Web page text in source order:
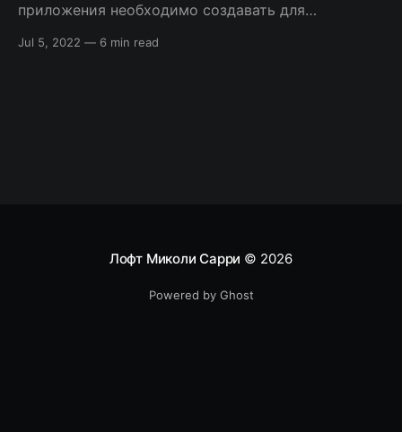
приложения необходимо создавать для
Интернета. Каждое приложение должно
Jul 5, 2022 — 6 min read
Лофт Миколи Сарри © 2026
Powered by Ghost